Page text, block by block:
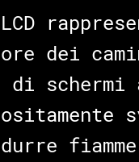
dei
schermi